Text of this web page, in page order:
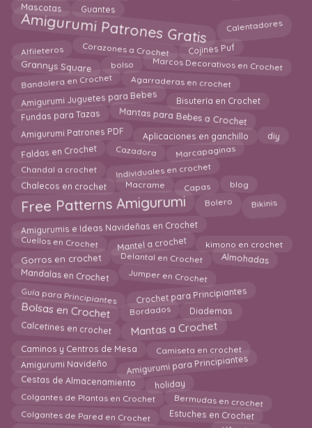
Mascotas Guantes
Amigurumi Patrones Gratis Calentadores
Alfileteros Corazones a Crochet Cojines Puf
Grannys Square bolso Marcos Decorativos en Crochet
Bandolera en Crochet Agarraderas en crochet
Amigurumi Juguetes para Bebes Bisutería en Crochet
Fundas para Tazas Mantas para Bebes a Crochet
Amigurumi Patrones PDF Aplicaciones en ganchillo diy
Faldas en Crochet Cazadora Marcapaginas
Chandal a crochet Individuales en crochet
Chalecos en crochet Macrame Capas blog
Free Patterns Amigurumi Bolero Bikinis
Amigurumis e Ideas Navideñas en Crochet
Cuellos en Crochet Mantel a crochet kimono en crochet
Gorros en crochet Delantal en Crochet Almohadas
Mandalas en Crochet Jumper en Crochet
Guía para Principiantes Crochet para Principiantes
Bolsas en Crochet Bordados Diademas
Calcetines en crochet Mantas a Crochet
Caminos y Centros de Mesa Camiseta en crochet
Amigurumi Navideño Amigurumi para Principiantes
Cestas de Almacenamiento holiday
Colgantes de Plantas en Crochet Bermudas en crochet
Colgantes de Pared en Crochet Estuches en Crochet